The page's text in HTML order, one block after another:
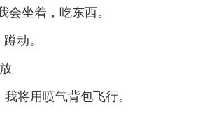
会坐着，吃东西。
动。
将用喷气背包飞行。